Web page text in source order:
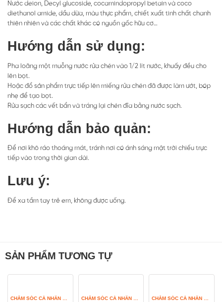
Nước deion, Decyl glucoside, cocamindopropyl betain và coco
diethanol amide, dầu dừa, màu thực phẩm, chiết xuất tinh chất chanh
thiên nhiên và các chất khác có nguồn gốc hữu cơ…
Hướng dẫn sử dụng:
Pha loãng một muỗng nước rửa chén vào 1/2 lít nước, khuấy đều cho
lên bọt.
Hoặc đổ sản phẩm trực tiếp lên miếng rửa chén đã được làm ướt, bóp
nhẹ để tạo bọt.
Rửa sạch các vết bẩn và tráng lại chén đĩa bằng nước sạch.
Hướng dẫn bảo quản:
Để nơi khô ráo thoáng mát, tránh nơi có ánh sáng mặt trời chiếu trực
tiếp vào trong thời gian dài.
Lưu ý:
Để xa tầm tay trẻ em, không được uống.
SẢN PHẨM TƯƠNG TỰ